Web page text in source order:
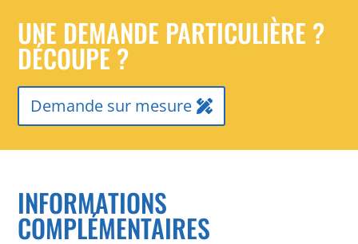
UNE DEMANDE PARTICULIÈRE ?
DÉCOUPE ?
Demande sur mesure
INFORMATIONS
COMPLÉMENTAIRES